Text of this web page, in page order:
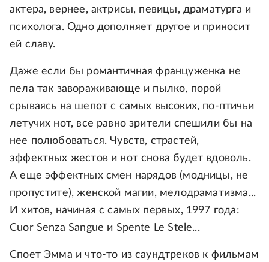
актера, вернее, актрисы, певицы, драматурга и
психолога. Одно дополняет другое и приносит
ей славу.
Даже если бы романтичная француженка не
пела так завораживающе и пылко, порой
срываясь на шепот с самых высоких, по-птичьи
летучих нот, все равно зрители спешили бы на
нее полюбоваться. Чувств, страстей,
эффектных жестов и нот снова будет вдоволь.
А еще эффектных смен нарядов (модницы, не
пропустите), женской магии, мелодраматизма...
И хитов, начиная с самых первых, 1997 года:
Cuor Senza Sangue и Spente Le Stele...
Споет Эмма и что-то из саундтреков к фильмам